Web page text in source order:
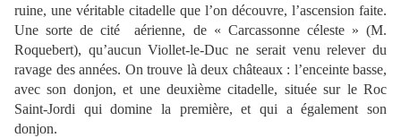
ruine, une véritable citadelle que l’on découvre, l’ascension faite.
Une sorte de cité
aérienne, de « Carcassonne céleste » (M.
Roquebert), qu’aucun Viollet-le-Duc ne serait venu relever du
ravage des années. On trouve là deux châteaux : l’enceinte basse,
avec son donjon, et une deuxième citadelle, située sur le Roc
Saint-Jordi qui domine la première, et qui a également son
donjon.